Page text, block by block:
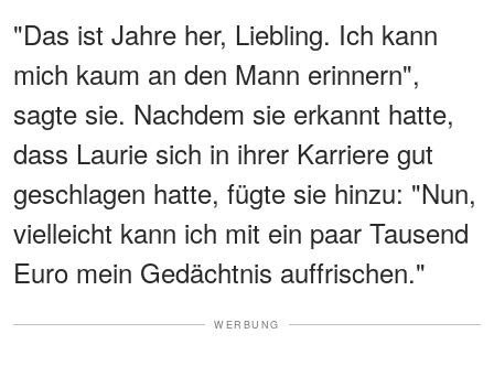
"Das ist Jahre her, Liebling. Ich kann
mich kaum an den Mann erinnern",
sagte sie. Nachdem sie erkannt hatte,
dass Laurie sich in ihrer Karriere gut
geschlagen hatte, fügte sie hinzu: "Nun,
vielleicht kann ich mit ein paar Tausend
Euro mein Gedächtnis auffrischen."
WERBUNG